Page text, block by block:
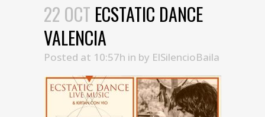
22 OCT ECSTATIC DANCE
VALENCIA
Posted at 10:57h in by ElSilencioBaila